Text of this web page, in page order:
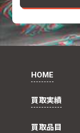
HOME
買取実績
買取品目